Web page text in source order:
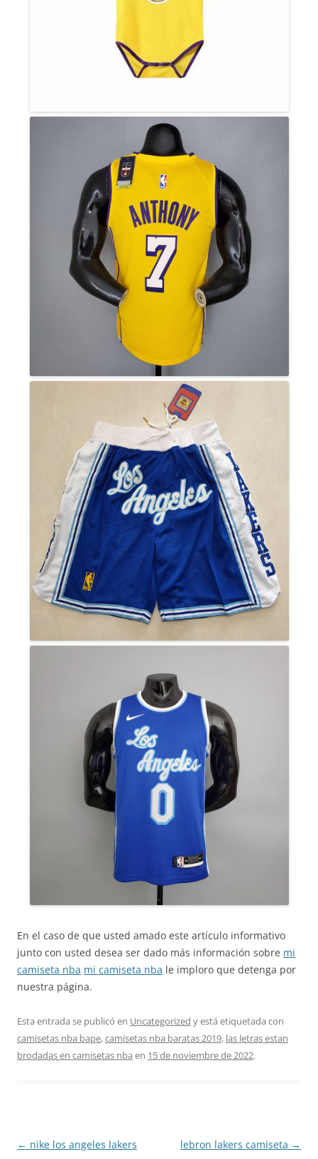
En el caso de que usted amado este artículo informativo
junto con usted desea ser dado más información sobre mi
camiseta nba mi camiseta nba le imploro que detenga por
nuestra página.
Esta entrada se publicó en Uncategorized y está etiquetada con
camisetas nba bape,camisetas nba baratas 2019, las letras estan
brodadas en camisetas nba en 15 de noviembre de 2022.
Navegación
← nike los angeles lakers
lebron lakers camiseta →